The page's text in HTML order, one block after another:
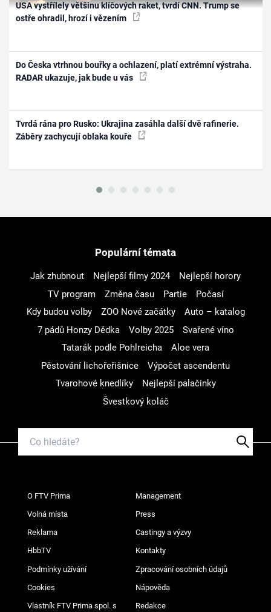
USA vystřílely většinu klíčových raket, tvrdí CNN. Trump se
ostře ohradil, hrozí i vězením
Do Česka vtrhnou bouřky a ochlazení, platí extrémní výstraha.
RADAR ukazuje, jak bude u vás
Tvrdá rána pro Rusko: Ukrajina zasáhla další dvě rafinerie.
Záběry zachycují oblaka kouře
Populární témata
Jak zhubnout Nejlepší filmy 2024
Nejlepší horory
TV program
Změna času Partie
Počasí
Kdy budou volby
ZOO Nové začátky
Auto – katalog
7 pádů Honzy Dědka
Volby 2025
Svařené víno
Tatarák podle Pohlreicha
Aloe vera
Pěstování lichořeřišnice
Výpočet ascendentu
Tvarohové knedlíky
Nejlepší palačinky
Švestkový koláč
O FTV Prima Management
Volná místa Press
Reklama Castingy a výzvy
HbbTV Kontakty
Podmínky užívání Zpracování osobních údajů
Cookies Nápověda
Vlastník FTV Prima spol. s Redakce